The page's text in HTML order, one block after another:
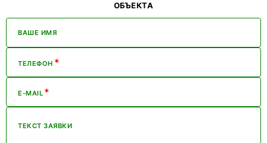
ОБЪЕКТА
ВАШЕ ИМЯ
ТЕЛЕФОН *
E-MAIL *
ТЕКСТ ЗАЯВКИ